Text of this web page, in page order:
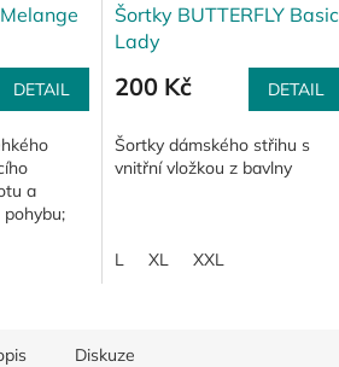
DETAIL
a
Šortky BUTTERFLY Basic
Lady
200 Kč DETAIL
Šortky dámského střihu s
vnitřní vložkou z bavlny
L XL XXL
Diskuze